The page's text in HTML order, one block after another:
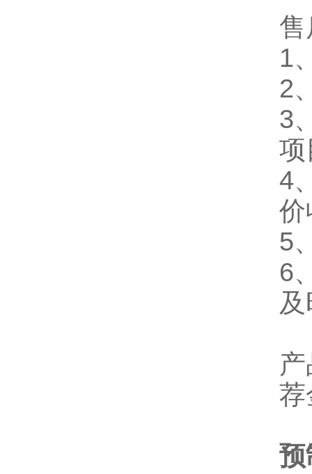
1
2
3
项
4
价
5
6
荐
预